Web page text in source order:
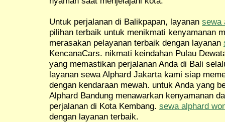
Untuk perjalanan di Balikpapan, layanan sewa
pilihan terbaik untuk menikmati kenyamanan
merasakan pelayanan terbaik dengan layanan
KencanaCars. nikmati keindahan Pulau
yang memastikan perjalanan Anda di Bali
layanan sewa Alphard Jakarta kami siap
dengan kendaraan mewah. untuk Anda yang
Alphard Bandung menawarkan kenyamanan
perjalanan di Kota Kembang. sewa alphard
dengan layanan terbaik.